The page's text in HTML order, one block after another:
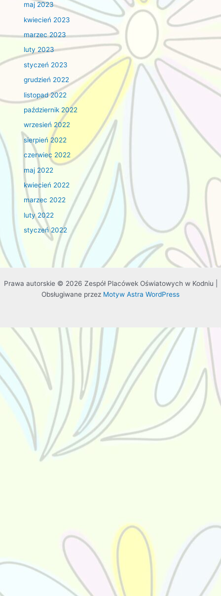
maj 2023
kwiecień 2023
marzec 2023
luty 2023
styczeń 2023
grudzień 2022
listopad 2022
październik 2022
wrzesień 2022
sierpień 2022
czerwiec 2022
maj 2022
kwiecień 2022
marzec 2022
luty 2022
styczeń 2022
Prawa autorskie © 2026 Zespół Placówek Oświatowych w Kodniu |
Obsługiwane przez Motyw Astra WordPress